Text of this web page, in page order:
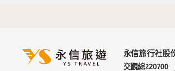
永信旅行社股
交觀綜220700